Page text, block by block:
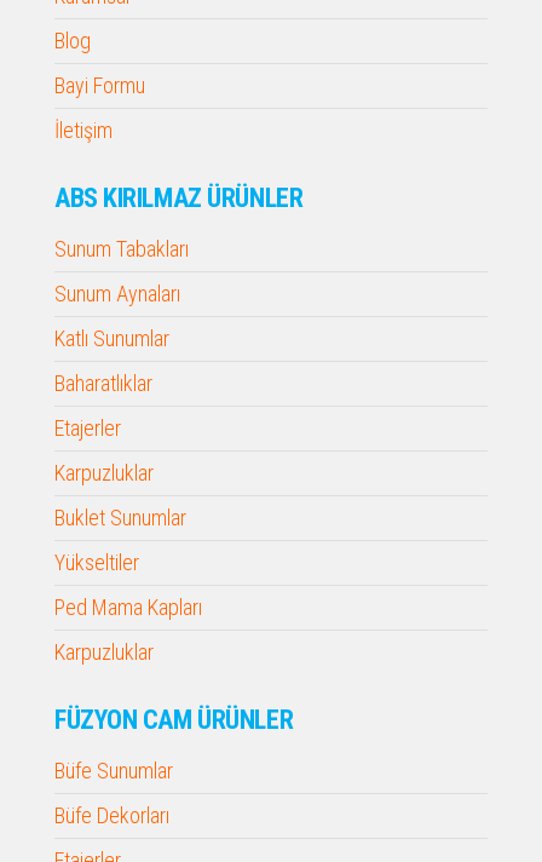
Blog
Bayi Formu
İletişim
ABS KIRILMAZ ÜRÜNLER
Sunum Tabakları
Sunum Aynaları
Katlı Sunumlar
Baharatlıklar
Etajerler
Karpuzluklar
Buklet Sunumlar
Yükseltiler
Ped Mama Kapları
Karpuzluklar
FÜZYON CAM ÜRÜNLER
Büfe Sunumlar
Büfe Dekorları